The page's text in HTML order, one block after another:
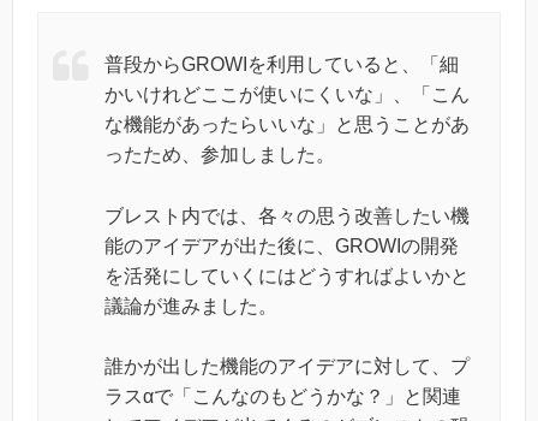
普段からGROWIを利用していると、「細
かいけれどここが使いにくいな」、「こん
な機能があったらいいな」と思うことがあ
ったため、参加しました。
ブレスト内では、各々の思う改善したい機
能のアイデアが出た後に、GROWIの開発
を活発にしていくにはどうすればよいかと
議論が進みました。
誰かが出した機能のアイデアに対して、プ
ラスαで「こんなのもどうかな？」と関連